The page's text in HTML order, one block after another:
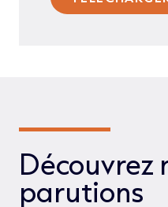
Découvrez
parutions